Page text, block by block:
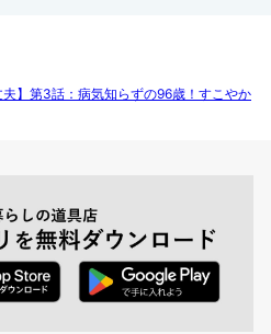
夫】第3話：病気知らずの96歳！すこやか